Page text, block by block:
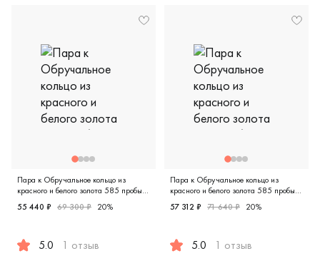
Пара к Обручальное кольцо из
красного и белого золота 585 пробы
Е-223КБ
55 440 ₽ 69 300 ₽ 20%
5.0 1 отзыв
Пара к Обручальное кольцо из
красного и белого золота 585 пробы
57 312 ₽ 71 640 ₽ 20%
5.0 1 отзыв